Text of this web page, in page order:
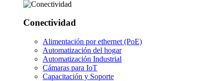
Conectividad
Alimentación por ethernet (PoE)
Automatización del hogar
Automatización Industrial
Cámaras para IoT
Capacitación y Soporte